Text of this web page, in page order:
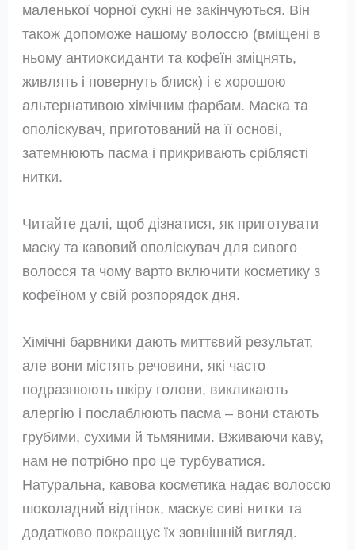
маленької чорної сукні не закінчуються. Він
також допоможе нашому волоссю (вміщені в
ньому антиоксиданти та кофеїн зміцнять,
живлять і повернуть блиск) і є хорошою
альтернативою хімічним фарбам. Маска та
ополіскувач, приготований на її основі,
затемнюють пасма і прикривають сріблясті
нитки.
Читайте далі, щоб дізнатися, як приготувати
маску та кавовий ополіскувач для сивого
волосся та чому варто включити косметику з
кофеїном у свій розпорядок дня.
Хімічні барвники дають миттєвий результат,
але вони містять речовини, які часто
подразнюють шкіру голови, викликають
алергію і послаблюють пасма – вони стають
грубими, сухими й тьмяними. Вживаючи каву,
нам не потрібно про це турбуватися.
Натуральна, кавова косметика надає волоссю
шоколадний відтінок, маскує сиві нитки та
додатково покращує їх зовнішній вигляд.